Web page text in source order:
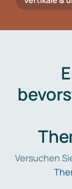
Versuchen